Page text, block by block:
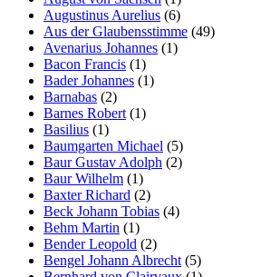
Augustinus Aurelius (6)
Aus der Glaubensstimme (49)
Avenarius Johannes (1)
Bacon Francis (1)
Bader Johannes (1)
Barnabas (2)
Barnes Robert (1)
Basilius (1)
Baumgarten Michael (5)
Baur Gustav Adolph (2)
Baur Wilhelm (1)
Baxter Richard (2)
Beck Johann Tobias (4)
Behm Martin (1)
Bender Leopold (2)
Bengel Johann Albrecht (5)